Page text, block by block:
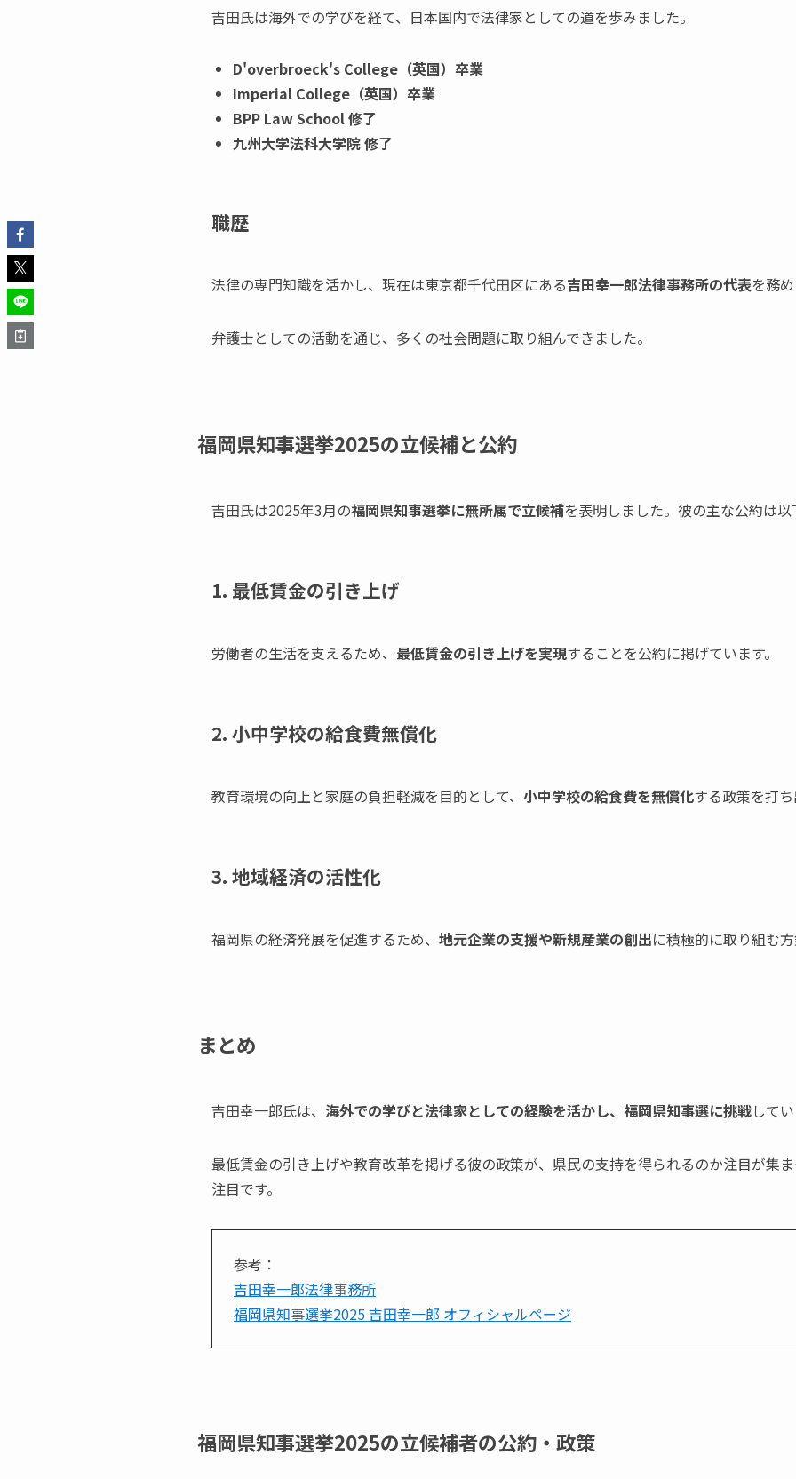
吉田氏は海外での学びを経て、日本国内で法律家としての道を歩みました。
D'overbroeck's College（英国）卒業
Imperial College（英国）卒業
BPP Law School 修了
九州大学法科大学院 修了
職歴
法律の専門知識を活かし、現在は東京都千代田区にある吉田幸一郎法律事務所の代表を務め
弁護士としての活動を通じ、多くの社会問題に取り組んできました。
福岡県知事選挙2025の立候補と公約
吉田氏は2025年3月の福岡県知事選挙に無所属で立候補を表明しました。彼の主な公約は以
1. 最低賃金の引き上げ
労働者の生活を支えるため、 最低賃金の引き上げを実現することを公約に掲げています。
2. 小中学校の給食費無償化
教育環境の向上と家庭の負担軽減を目的として、 小中学校の給食費を無償化する政策を打ち
3. 地域経済の活性化
福岡県の経済発展を促進するため、 地元企業の支援や新規産業の創出に積極的に取り組む方
まとめ
吉田幸一郎氏は、 海外での学びと法律家としての経験を活かし、福岡県知事選に挑戦してい
最低賃金の引き上げや教育改革を掲げる彼の政策が、県民の支持を得られるのか注目が集
注目です。
参考：
吉田幸一郎法律事務所
福岡県知事選挙2025 吉田幸一郎 オフィシャルページ
福岡県知事選挙2025の立候補者の公約・政策